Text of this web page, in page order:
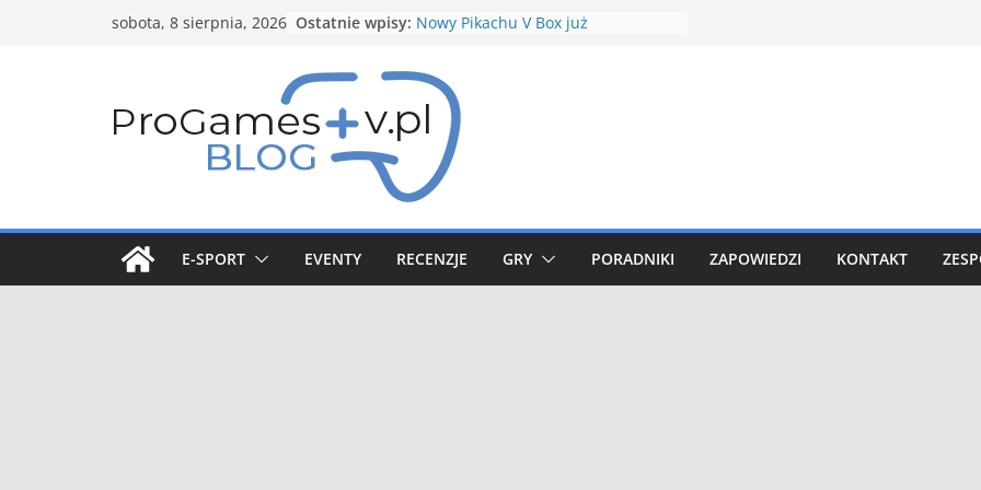
sobota, 8 sierpnia, 2026 Ostatnie wpisy: Nowy Pikachu V Box już
Nowe budowle w Minecraft Shrines
Structures Mod 1.18.1
Genesect (Shock Drive) debiutuje w
5 gwiazdkowych raidach
Styczniowe Community Days w
Pokemon GO
E-SPORT EVENTY RECENZJE GRY PORADNIKI ZAPOWIEDZI KONTAKT